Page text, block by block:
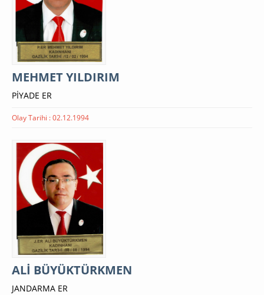
MEHMET YILDIRIM
PİYADE ER
Olay Tarihi : 02.12.1994
ALİ BÜYÜKTÜRKMEN
JANDARMA ER